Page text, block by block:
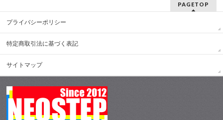
PAGETOP
プライバシーポリシー
特定商取引法に基づく表記
サイトマップ